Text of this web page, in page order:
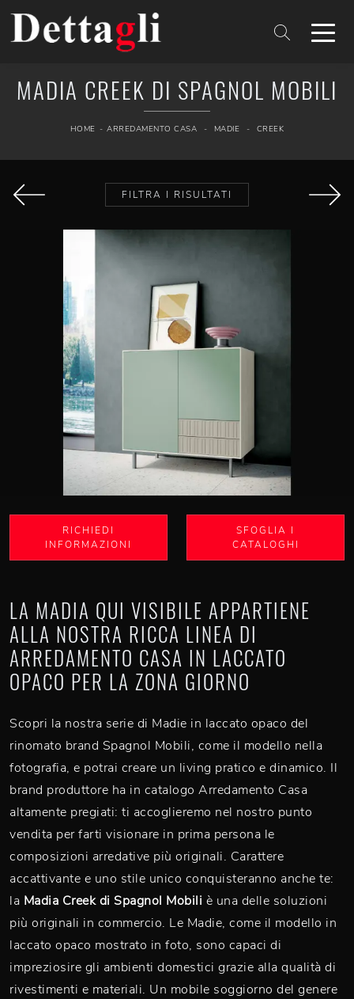
MADIA CREEK DI SPAGNOL MOBILI
HOME - ARREDAMENTO CASA - MADIE - CREEK
FILTRA I RISULTATI
RICHIEDI
INFORMAZIONI
SFOGLIA I
CATALOGHI
LA MADIA QUI VISIBILE APPARTIENE
ALLA NOSTRA RICCA LINEA DI
ARREDAMENTO CASA IN LACCATO
OPACO PER LA ZONA GIORNO
Scopri la nostra serie di Madie in laccato opaco del
rinomato brand Spagnol Mobili, come il modello nella
fotografia, e potrai creare un living pratico e dinamico. Il
brand produttore ha in catalogo Arredamento Casa
altamente pregiati: ti accoglieremo nel nostro punto
vendita per farti visionare in prima persona le
composizioni arredative più originali. Carattere
accattivante e uno stile unico conquisteranno anche te:
la Madia Creek di Spagnol Mobili è una delle soluzioni
più originali in commercio. Le Madie, come il modello in
laccato opaco mostrato in foto, sono capaci di
impreziosire gli ambienti domestici grazie alla qualità di
rivestimenti e materiali. Un mobile soggiorno del genere